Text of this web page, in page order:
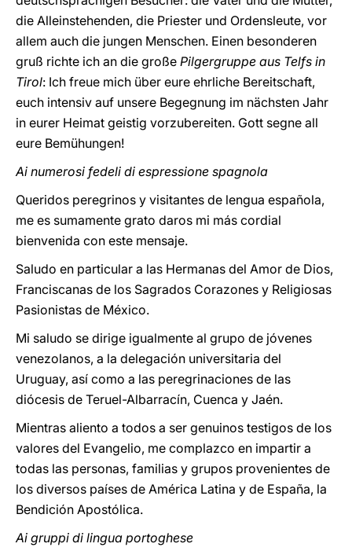
die Alleinstehenden, die Priester und Ordensleute, vor
allem auch die jungen Menschen. Einen besonderen
gruß richte ich an die große Pilgergruppe aus Telfs in
Tirol: Ich freue mich über eure ehrliche Bereitschaft,
euch intensiv auf unsere Begegnung im nächsten Jahr
in eurer Heimat geistig vorzubereiten. Gott segne all
eure Bemühungen!
Ai numerosi fedeli di espressione spagnola
Queridos peregrinos y visitantes de lengua española,
me es sumamente grato daros mi más cordial
bienvenida con este mensaje.
Saludo en particular a las Hermanas del Amor de Dios,
Franciscanas de los Sagrados Corazones y Religiosas
Pasionistas de México.
Mi saludo se dirige igualmente al grupo de jóvenes
venezolanos, a la delegación universitaria del
Uruguay, así como a las peregrinaciones de las
diócesis de Teruel-Albarracín, Cuenca y Jaén.
Mientras aliento a todos a ser genuinos testigos de los
valores del Evangelio, me complazco en impartir a
todas las personas, familias y grupos provenientes de
los diversos países de América Latina y de España, la
Bendición Apostólica.
Ai gruppi di lingua portoghese